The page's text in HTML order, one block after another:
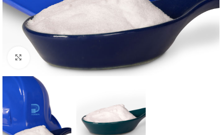
Click to enlarge